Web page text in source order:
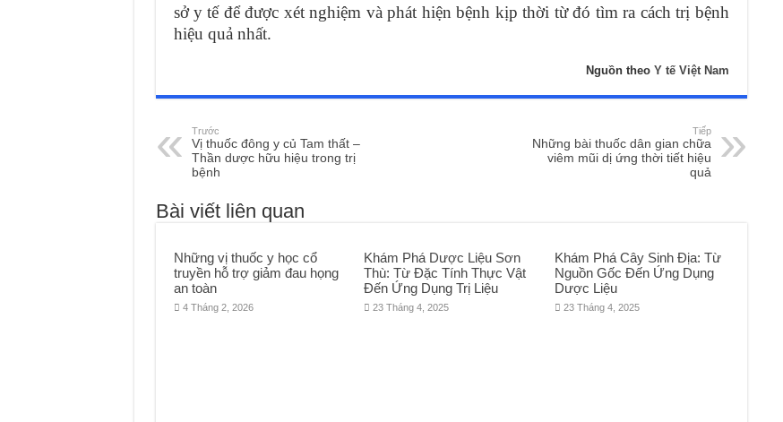
sở y tế để được xét nghiệm và phát hiện bệnh kịp thời từ đó tìm ra cách trị bệnh
hiệu quả nhất.
Nguồn theo Y tế Việt Nam
Trước
Vị thuốc đông y củ Tam thất –
Thần dược hữu hiệu trong trị
bệnh
Tiếp
Những bài thuốc dân gian chữa
viêm mũi dị ứng thời tiết hiệu
quả
Bài viết liên quan
Những vị thuốc y học cổ
truyền hỗ trợ giảm đau họng
an toàn
4 Tháng 2, 2026
Khám Phá Dược Liệu Sơn
Thù: Từ Đặc Tính Thực Vật
Đến Ứng Dụng Trị Liệu
23 Tháng 4, 2025
Khám Phá Cây Sinh Địa: Từ
Nguồn Gốc Đến Ứng Dụng
Dược Liệu
23 Tháng 4, 2025